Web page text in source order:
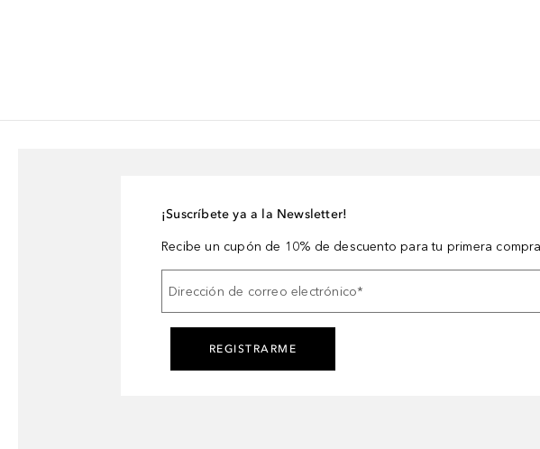
¡Suscríbete ya a la Newsletter!
Recibe un cupón de 10% de descuento para tu primera compra
Dirección de correo electrónico*
REGISTRARME